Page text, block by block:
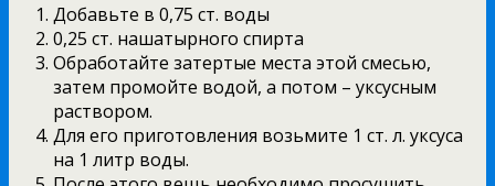
Добавьте в 0,75 ст. воды
0,25 ст. нашатырного спирта
Обработайте затертые места этой смесью,
затем промойте водой, а потом – уксусным
раствором.
Для его приготовления возьмите 1 ст. л. уксуса
на 1 литр воды.